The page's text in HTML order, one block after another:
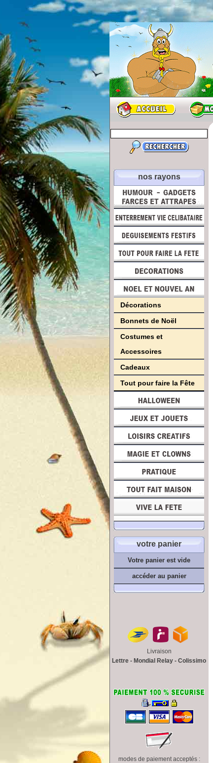
nos rayons
Décorations
Bonnets de Noël
Costumes et
Accessoires
Cadeaux
Tout pour faire la Fête
votre panier
Votre panier est vide
accéder au panier
Livraison
Lettre - Mondial Relay - Colissimo
modes de paiement acceptés :